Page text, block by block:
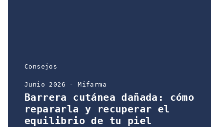
Consejos
Junio 2026 - Mifarma
Barrera cutánea dañada: cómo
repararla y recuperar el
equilibrio de tu piel